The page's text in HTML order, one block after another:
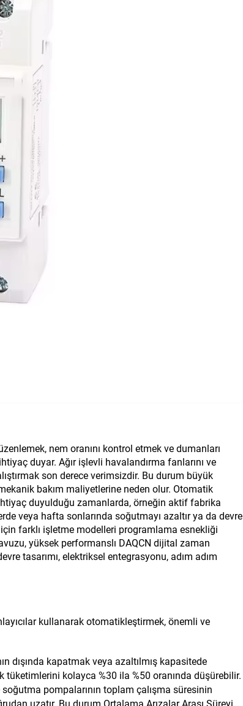
nem oranını kontrol etmek ve dumanları
duyar. Ağır işlevli havalandırma fanlarını ve
son derece verimsizdir. Bu durum büyük
bakım maliyetlerine neden olur. Otomatik
ihtiyaç duyulduğu zamanlarda, örneğin aktif fabrika
veya hafta sonlarında soğutmayı azaltır ya da devre
için farklı işletme modelleri programlama esnekliği
yüksek performanslı DAQCN dijital zaman
tasarımı, elektriksel entegrasyonu, adım adım
kullanarak otomatikleştirmek, önemli ve
dışında kapatmak veya azaltılmış kapasitede
kolayca %30 ila %50 oranında düşürebilir.
pompalarının toplam çalışma süresinin